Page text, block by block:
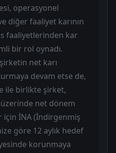
operasyonel
diğer faaliyet karının
faaliyetlerinden kar
bir rol oynadı.
net karı
devam etse de,
ile birlikte şirket,
net dönem
için İNA (İndirgenmiş
göre 12 aylık hedef
korunmaya